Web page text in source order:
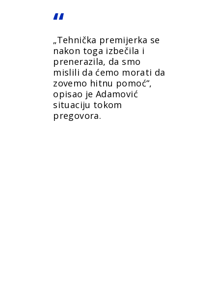
„Tehnička premijerka se
nakon toga izbečila i
prenerazila, da smo
mislili da ćemo morati da
zovemo hitnu pomoć“,
opisao je Adamović
situaciju tokom
pregovora.